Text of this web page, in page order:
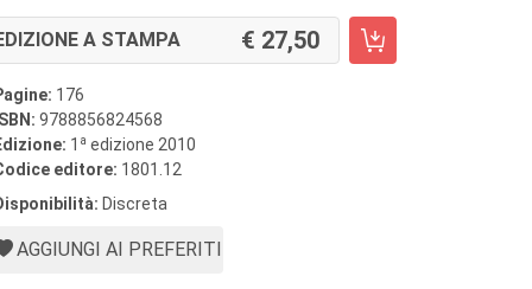
A STAMPA 27,50
176
ISBN: 9788856824568
1 a edizione 2010
editore: 1801.12
Discreta
AGGIUNGI AI PREFERITI